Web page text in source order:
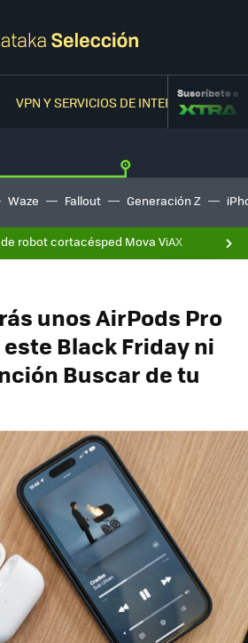
VPN Y SERVICIOS DE INTERNETSuscríbete a
Waze Fallout Generación Z
robot cortacésped Mova ViAX
unos AirPods Pro
Black Friday ni
Buscar de tu